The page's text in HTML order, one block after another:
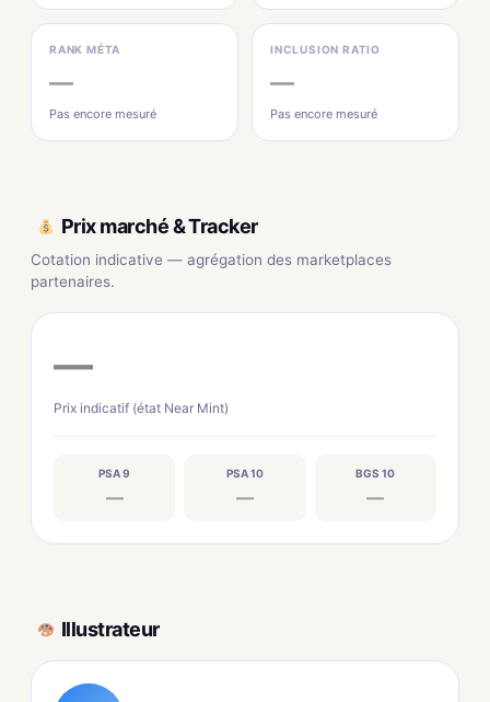
RANK MÉTA
—
Pas encore mesuré
INCLUSION RATIO
—
Pas encore mesuré
Prix marché & Tracker
Cotation indicative — agrégation des marketplaces
partenaires.
—
Prix indicatif (état Near Mint)
PSA 9
—
PSA 10
—
BGS 10
—
Illustrateur